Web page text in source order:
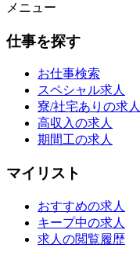
メニュー
仕事を探す
お仕事検索
スペシャル求人
寮/社宅ありの求人
高収入の求人
期間工の求人
マイリスト
おすすめの求人
キープ中の求人
求人の閲覧履歴